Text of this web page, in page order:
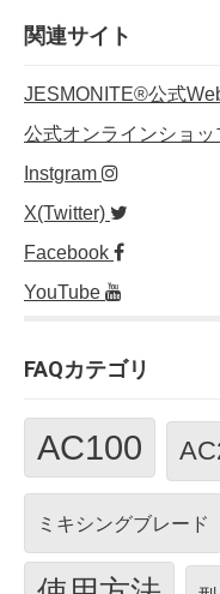
o
o
k
関連サイト
JESMONITE®公式
公式オンラインショッ
Instgram
X(Twitter)
Facebook
YouTube
FAQカテゴリ
AC100
ミキシングブレード